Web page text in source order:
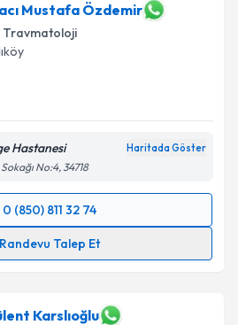
Mustafa Özdemir
Hastanesi Haritada Göster
No:4, 34718
0 (850) 811 32 74
Randevu Talep Et
Talebi
hazırlandığında e-posta ile
Karslıoğlu